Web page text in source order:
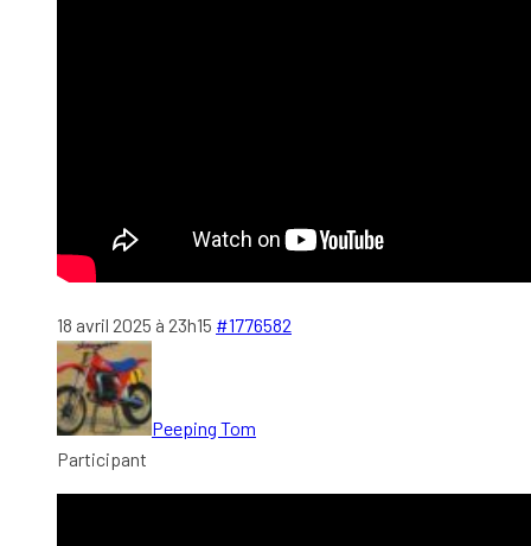
18 avril 2025 à 23h15 #1776582
Peeping Tom
Participant